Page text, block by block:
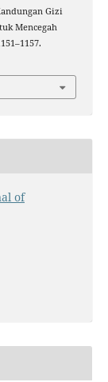
Gizi
Mencegah
of